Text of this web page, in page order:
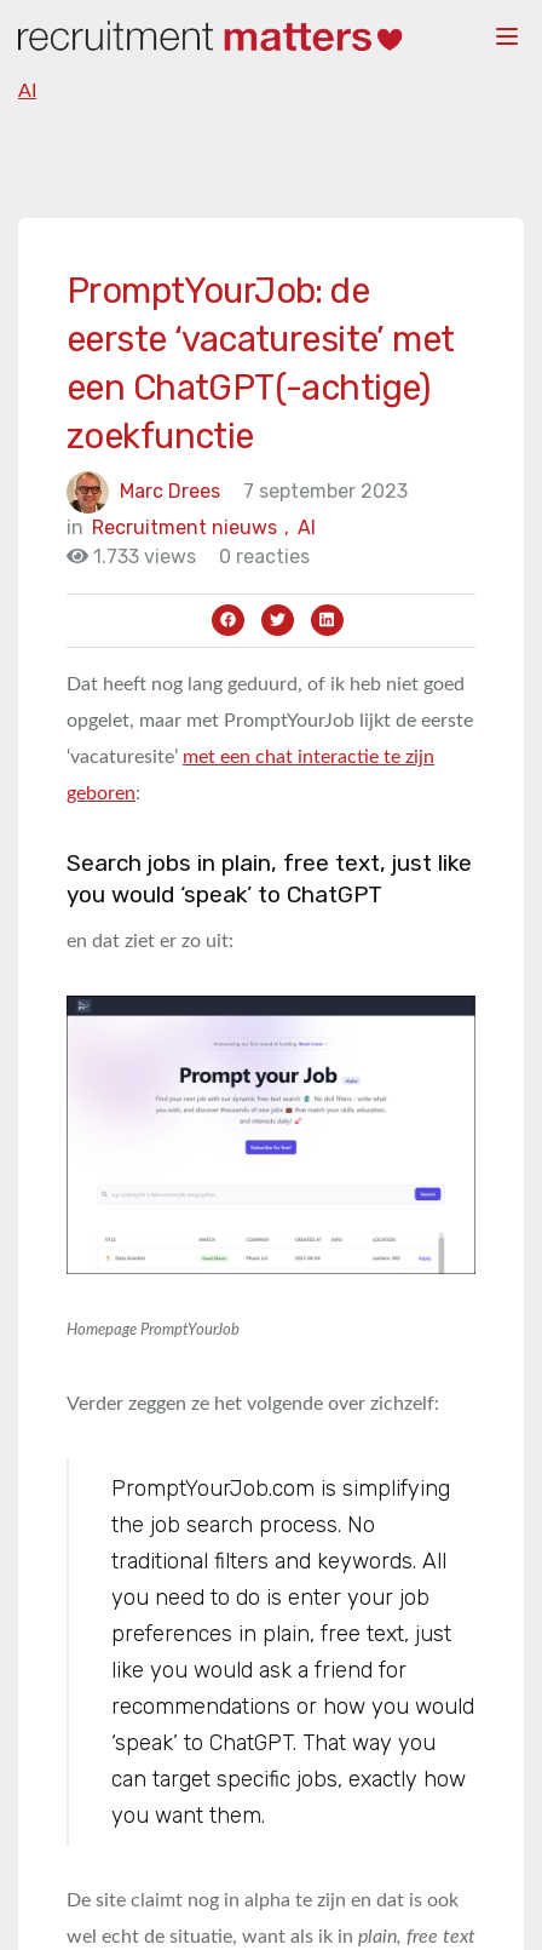
AI
PromptYourJob: de
eerste ‘vacaturesite’ met
een ChatGPT(-achtige)
zoekfunctie
Marc Drees
7 september 2023
in
AI
Recruitment nieuws ,
1.733 views
0 reacties
Dat heeft nog lang geduurd, of ik heb niet goed
opgelet, maar met PromptYourJob lijkt de eerste
‘vacaturesite’ met een chat interactie te zijn
geboren:
Search jobs in plain, free text, just like
you would ‘speak’ to ChatGPT
en dat ziet er zo uit:
Homepage PromptYourJob
Verder zeggen ze het volgende over zichzelf:
PromptYourJob.com is simplifying
the job search process. No
traditional filters and keywords. All
you need to do is enter your job
preferences in plain, free text, just
like you would ask a friend for
recommendations or how you would
‘speak’ to ChatGPT. That way you
can target specific jobs, exactly how
you want them.
De site claimt nog in alpha te zijn en dat is ook
wel echt de situatie, want als ik in plain, free text